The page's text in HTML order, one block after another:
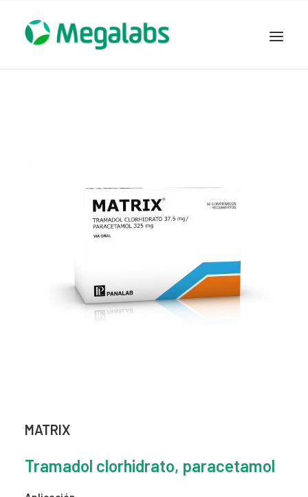
TRABAJAR EN MEGALABS
MATRIX
Tramadol clorhidrato, paracetamol